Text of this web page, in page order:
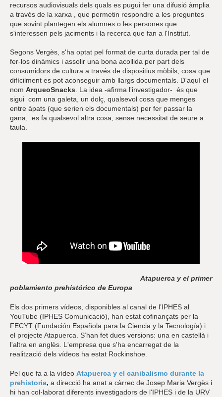
recursos audiovisuals dels quals es pugui fer una difusió àmplia
a través de la xarxa , que permetin respondre a les preguntes
que sovint plantegen els alumnes o les persones que
s'interessen pels jaciments i la recerca que fan a l'Institut.
Segons Vergès, s'ha optat pel format de curta durada per tal de
fer-los dinàmics i assolir una bona acollida per part dels
consumidors de cultura a través de dispositius mòbils, cosa que
difícilment es pot aconseguir amb llargs documentals. D'aquí el
nom ArqueoSnacks . La idea -afirma l'investigador- és que
sigui com una galeta, un dolç, qualsevol cosa que menges
entre àpats (que serien els documentals) per fer passar la
gana, es fa qualsevol altra cosa, sense necessitat de seure a
taula.
Atapuerca y el primer
poblamiento prehistórico de Europa
Els dos primers vídeos, disponibles al canal de l’IPHES al
YouTube (IPHES Comunicació), han estat cofinançats per la
FECYT (Fundación Española para la Ciencia y la Tecnología) i
el projecte Atapuerca. S’han fet dues versions: una en castellà i
l'altra en anglès. L'empresa que s'ha encarregat de la
realització dels vídeos ha estat Rockinshoe.
Pel que fa a la vídeo Atapuerca y el canibalismo durante la
prehistoria, a direcció ha anat a càrrec de Josep Maria Vergès i
hi han col·laborat diferents investigadors de l'IPHES i de la URV